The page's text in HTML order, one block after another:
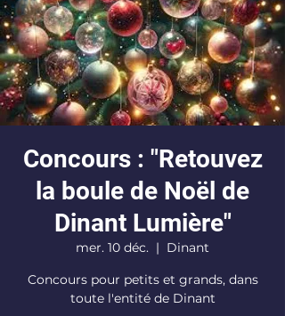
Concours : "Retouvez
la boule de Noël de
Dinant Lumière"
mer. 10 déc.
  |
Dinant
Concours pour petits et grands, dans
toute l'entité de Dinant